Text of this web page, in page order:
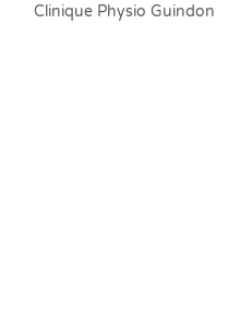
Clinique Physio Guindon